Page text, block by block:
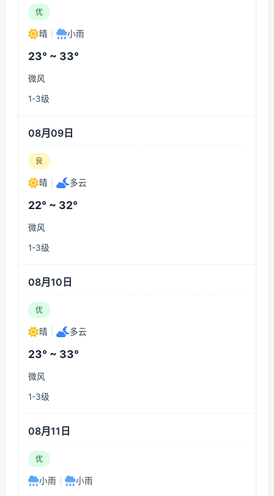
优
晴 小雨
23° ~ 33°
微风
1-3级
08月09日
良
晴 多云
22° ~ 32°
微风
1-3级
08月10日
优
晴 多云
23° ~ 33°
微风
1-3级
08月11日
优
小雨 小雨